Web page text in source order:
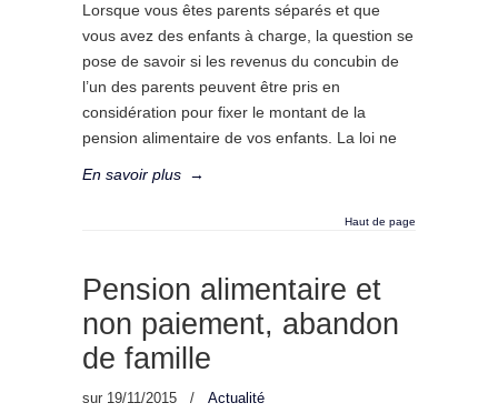
Lorsque vous êtes parents séparés et que
vous avez des enfants à charge, la question se
pose de savoir si les revenus du concubin de
l’un des parents peuvent être pris en
considération pour fixer le montant de la
pension alimentaire de vos enfants. La loi ne
En savoir plus →
Haut de page
Pension alimentaire et
non paiement, abandon
de famille
sur 19/11/2015 /
Actualité